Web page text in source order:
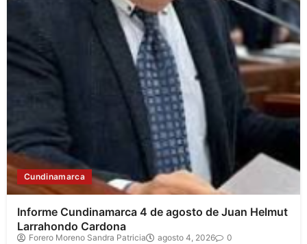
Cundinamarca
Informe Cundinamarca 4 de agosto de Juan Helmut
Larrahondo Cardona
Forero Moreno Sandra Patricia agosto 4, 2026 0